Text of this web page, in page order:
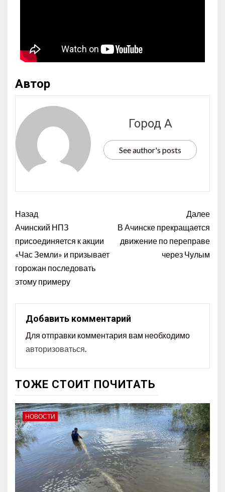
Автор
Город А
See author's posts
Назад
Ачинский НПЗ
присоединяется к акции
«Час Земли» и призывает
горожан последовать
этому примеру
Далее
В Ачинске прекращается
движение по переправе
через Чулым
Добавить комментарий
Для отправки комментария вам необходимо
авторизоваться
ТОЖЕ СТОИТ ПОЧИТАТЬ
НОВОСТИ